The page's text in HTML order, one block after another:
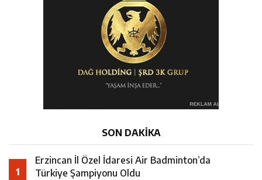
SON DAKİKA
1
Erzincan İl Özel İdaresi Air Badminton’da
Türkiye Şampiyonu Oldu